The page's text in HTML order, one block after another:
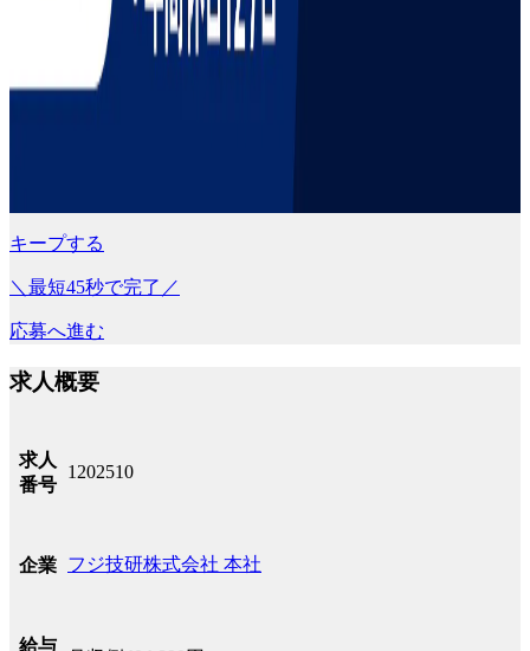
キープする
＼最短45秒で完了／
応募へ進む
求人概要
求人
番号
1202510
企業 フジ技研株式会社 本社
給与